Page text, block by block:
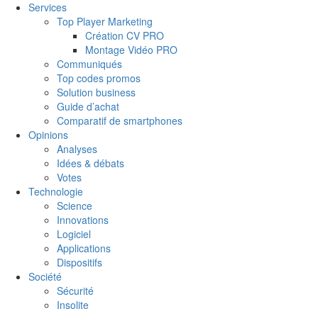
Services
Top Player Marketing
Création CV PRO
Montage Vidéo PRO
Communiqués
Top codes promos
Solution business
Guide d’achat
Comparatif de smartphones
Opinions
Analyses
Idées & débats
Votes
Technologie
Science
Innovations
Logiciel
Applications
Dispositifs
Société
Sécurité
Insolite